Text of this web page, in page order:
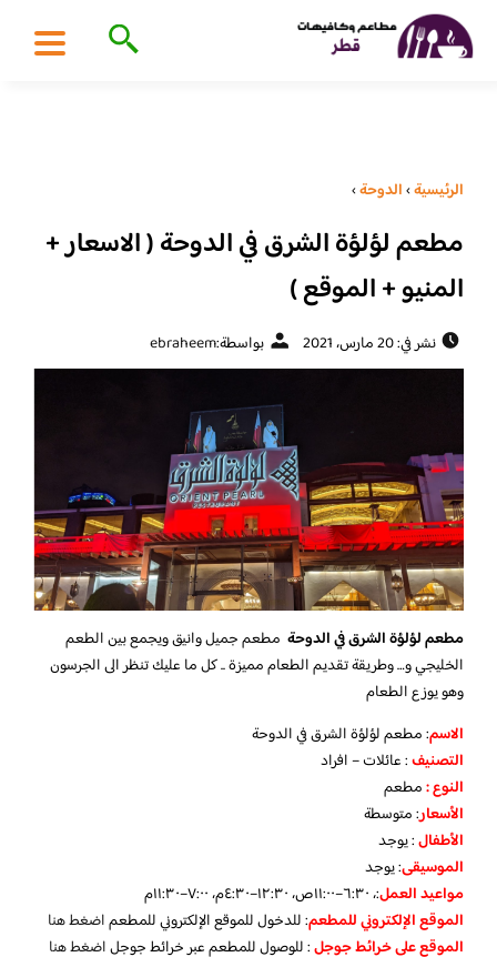
الرئيسية›الدوحة›
مطعم لؤلؤة الشرق في الدوحة ( الاسعار +
المنيو + الموقع )
نشر في: 20 مارس، 2021 بواسطة:ebraheem
مطعم لؤلؤة الشرق في الدوحة مطعم جميل وانيق ويجمع بين الطعم
الخليجي و… وطريقة تقديم الطعام مميزة .. كل ما عليك تنظر الى الجرسون
وهو يوزع الطعام
الاسم: مطعم لؤلؤة الشرق في الدوحة
التصنيف: عائلات – افراد
النوع :مطعم
الأسعار:متوسطة
الأطفال:يوجد
الموسيقى:يوجد
مواعيد العمل:، ٦:٣٠–١١:٠٠ص، ١٢:٣٠–٤:٣٠م، ٧:٠٠–١١:٣٠م
الموقع الإلكتروني للمطعم: للدخول للموقع الإلكتروني للمطعماضغط هنا
الموقع على خرائط جوجل: للوصول للمطعم عبر خرائط جوجلاضغط هنا